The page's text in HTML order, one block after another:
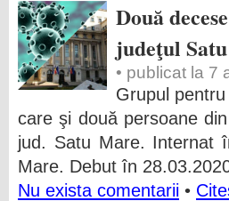
Două
judeţul
• publicat la 7
Grupul
care şi două persoane
jud. Satu Mare. Internat
Mare. Debut în
Nu exista comentarii •